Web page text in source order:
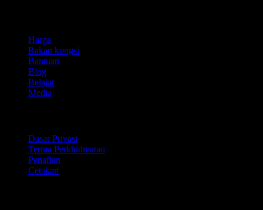
Harga
Rakan kongsi
Bantuan
Blog
Belajar
Media
Dasar Privasi
Terma Perkhidmatan
Penafian
Cetakan